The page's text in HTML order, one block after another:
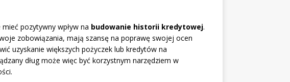
pozytywny wpływ na budowanie historii kredytowej.
zobowiązania, mają szansę na poprawę swojej ocen
uzyskanie większych pożyczek lub kredytów na
dług może więc być korzystnym narzędziem w